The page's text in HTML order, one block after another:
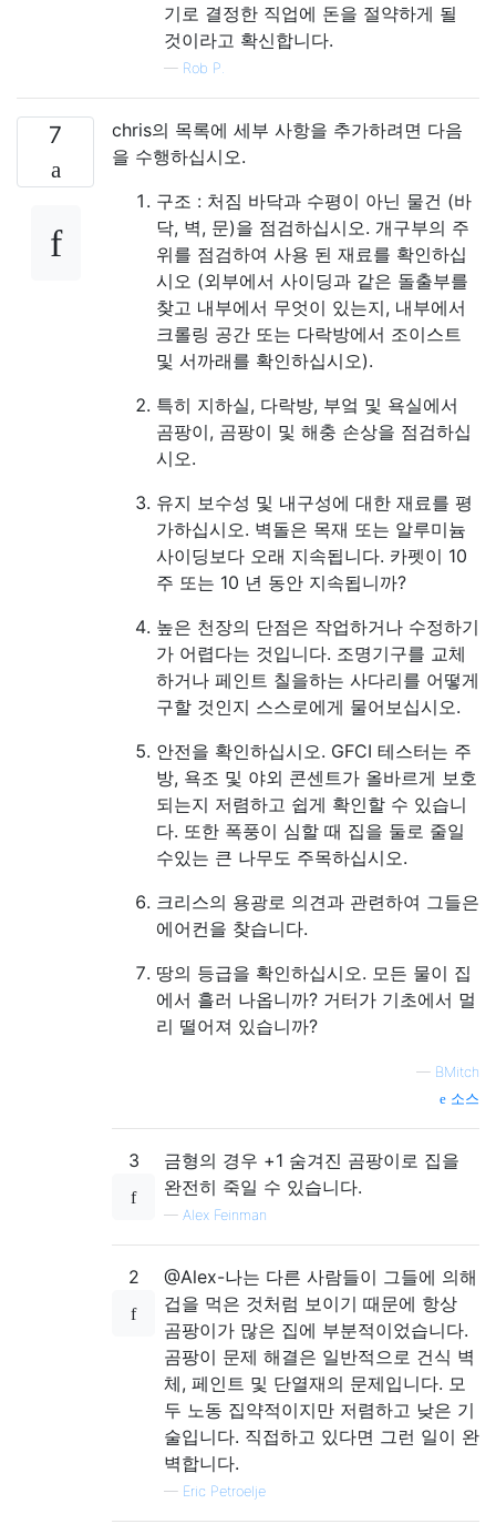
기로 결정한 직업에 돈을 절약하게 될
것이라고 확신합니다.
— Rob P.
7
chris의 목록에 세부 사항을 추가하려면 다음
을 수행하십시오.
구조 : 처짐 바닥과 수평이 아닌 물건 (바
닥, 벽, 문)을 점검하십시오. 개구부의 주
위를 점검하여 사용 된 재료를 확인하십
시오 (외부에서 사이딩과 같은 돌출부를
찾고 내부에서 무엇이 있는지, 내부에서
크롤링 공간 또는 다락방에서 조이스트
및 서까래를 확인하십시오).
특히 지하실, 다락방, 부엌 및 욕실에서
곰팡이, 곰팡이 및 해충 손상을 점검하십
시오.
유지 보수성 및 내구성에 대한 재료를 평
가하십시오. 벽돌은 목재 또는 알루미늄
사이딩보다 오래 지속됩니다. 카펫이 10
주 또는 10 년 동안 지속됩니까?
높은 천장의 단점은 작업하거나 수정하기
가 어렵다는 것입니다. 조명기구를 교체
하거나 페인트 칠을하는 사다리를 어떻게
구할 것인지 스스로에게 물어보십시오.
안전을 확인하십시오. GFCI 테스터는 주
방, 욕조 및 야외 콘센트가 올바르게 보호
되는지 저렴하고 쉽게 확인할 수 있습니
다. 또한 폭풍이 심할 때 집을 둘로 줄일
수있는 큰 나무도 주목하십시오.
크리스의 용광로 의견과 관련하여 그들은
에어컨을 찾습니다.
땅의 등급을 확인하십시오. 모든 물이 집
에서 흘러 나옵니까? 거터가 기초에서 멀
리 떨어져 있습니까?
— BMitch
소스
3
금형의 경우 +1 숨겨진 곰팡이로 집을
완전히 죽일 수 있습니다.
— Alex Feinman
2
@Alex-나는 다른 사람들이 그들에 의해
겁을 먹은 것처럼 보이기 때문에 항상
곰팡이가 많은 집에 부분적이었습니다.
곰팡이 문제 해결은 일반적으로 건식 벽
체, 페인트 및 단열재의 문제입니다. 모
두 노동 집약적이지만 저렴하고 낮은 기
술입니다. 직접하고 있다면 그런 일이 완
벽합니다.
— Eric Petroelje